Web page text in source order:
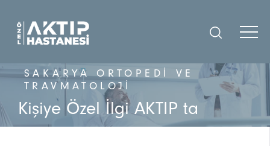
SAKARYA ORTOPEDI VE
TRAVMATOLOJI
Kişiye Özel İlgi AKTIP ta